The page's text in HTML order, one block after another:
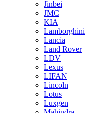
Jinbei
JMC
KIA
Lamborghini
Lancia
Land Rover
LDV
Lexus
LIFAN
Lincoln
Lotus
Luxgen